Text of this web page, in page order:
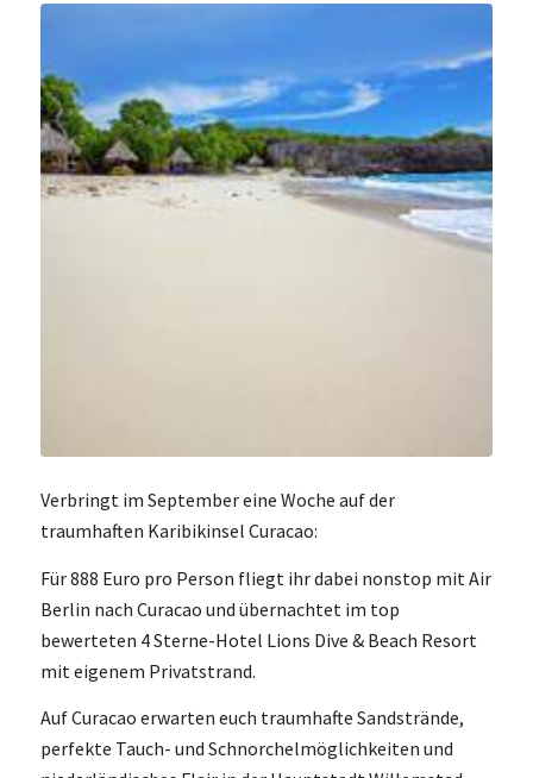
Verbringt im September eine Woche auf der
traumhaften Karibikinsel Curacao:
Für 888 Euro pro Person fliegt ihr dabei nonstop mit Air
Berlin nach Curacao und übernachtet im top
bewerteten 4 Sterne-Hotel Lions Dive & Beach Resort
mit eigenem Privatstrand.
Auf Curacao erwarten euch traumhafte Sandstrände,
perfekte Tauch- und Schnorchelmöglichkeiten und